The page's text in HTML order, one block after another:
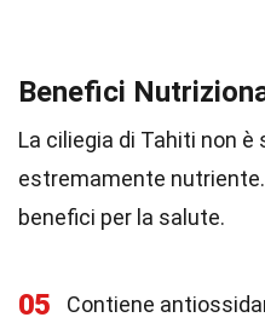
Benefici
La ciliegia di Tahiti non è
estremamente
benefici per la salute.
05
Contiene